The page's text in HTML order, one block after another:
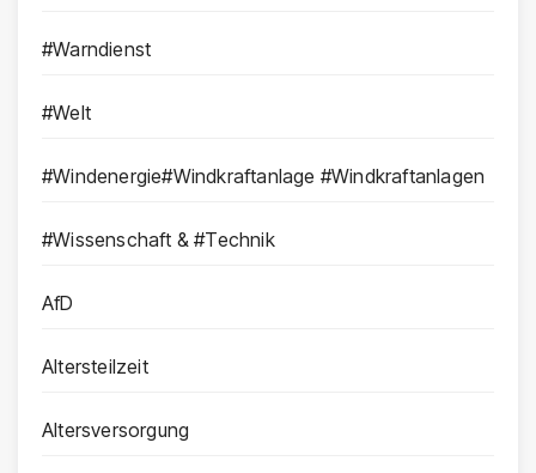
#Warndienst
#Welt
#Windenergie#Windkraftanlage #Windkraftanlagen
#Wissenschaft & #Technik
AfD
Altersteilzeit
Altersversorgung